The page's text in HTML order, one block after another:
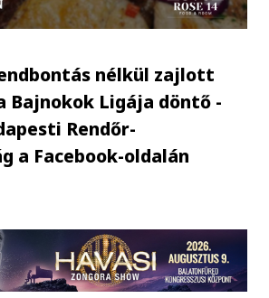
nélkül zajlott
Bajnokok Ligája döntő -
Rendőr-
a Facebook-oldalán